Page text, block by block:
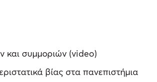
και συμμοριών (video)
βίας στα πανεπιστήμια